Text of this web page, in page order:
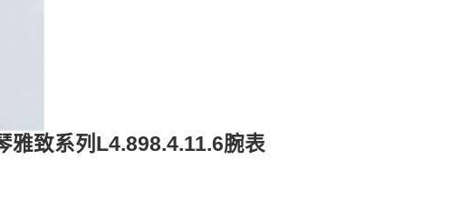
雅致系列L4.898.4.11.6腕表